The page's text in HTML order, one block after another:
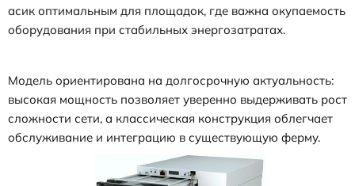
асик оптимальным для площадок, где важна окупаемость
оборудования при стабильных энергозатратах.
Модель ориентирована на долгосрочную актуальность:
высокая мощность позволяет уверенно выдерживать рост
сложности сети, а классическая конструкция облегчает
обслуживание и интеграцию в существующую ферму.